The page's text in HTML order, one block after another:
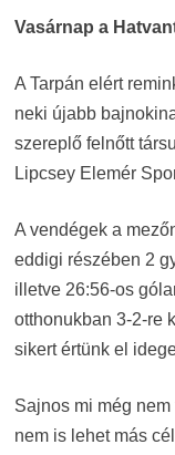
Vasárnap a
A Tarpán elért
neki újabb
szereplő felnőtt
Lipcsey Elemér
A vendégek a
eddigi részében 2
illetve 26:56-os
otthonukban 3-2-re
sikert értünk el
Sajnos mi még
nem is lehet más